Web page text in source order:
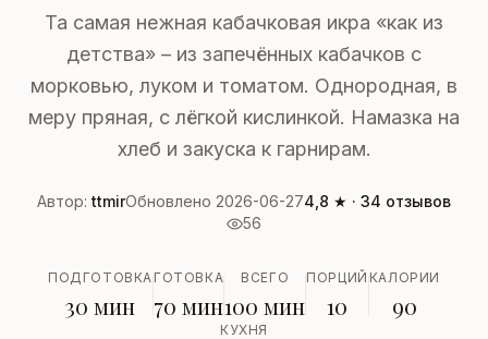
Та самая нежная кабачковая икра «как из
детства» – из запечённых кабачков с
морковью, луком и томатом. Однородная, в
меру пряная, с лёгкой кислинкой. Намазка на
хлеб и закуска к гарнирам.
Автор:ttmirОбновлено 2026-06-274,8 ★ · 34 отзывов
56
ПОДГОТОВКА
30 мин
ГОТОВКА
70 мин
ВСЕГО
100 мин
ПОРЦИЙ
10
КАЛОРИИ
90
КУХНЯ